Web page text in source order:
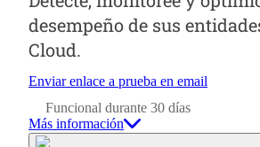
desempeño de sus
Cloud.
Enviar enlace a prueba en email
Funcional durante 30 días
Más información